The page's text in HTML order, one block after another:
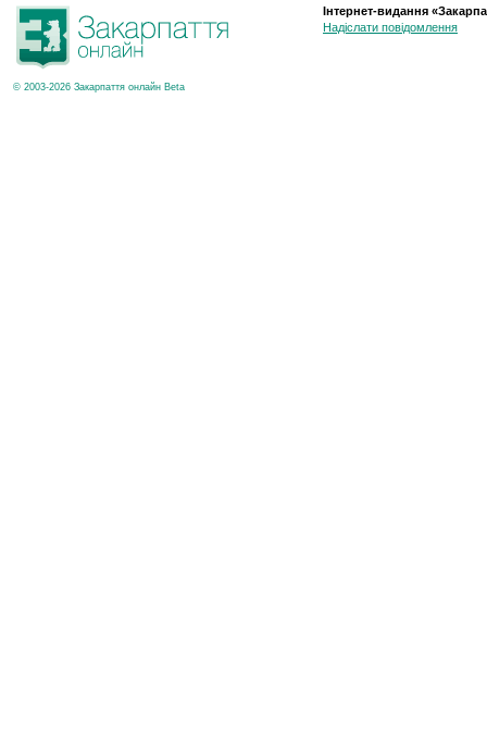
© 2003-2026 Закарпаття онлайн Beta
Інтернет-видання
Надіслати повідомлення